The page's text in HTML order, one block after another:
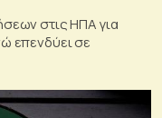
στις ΗΠΑ για
επενδύει σε